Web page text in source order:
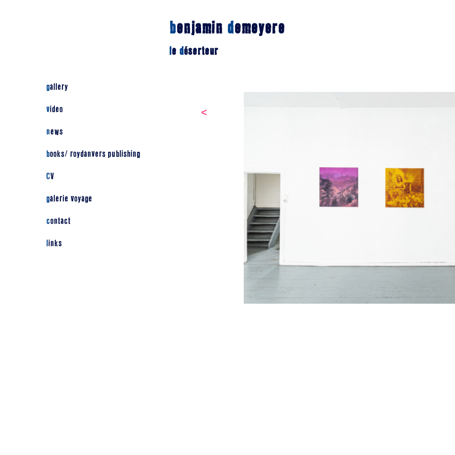
benjamin demeyere
le déserteur
gallery
video
news
books/ roydanvers publishing
CV
galerie voyage
contact
links
<